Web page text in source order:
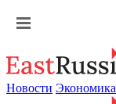
Новости Экономика